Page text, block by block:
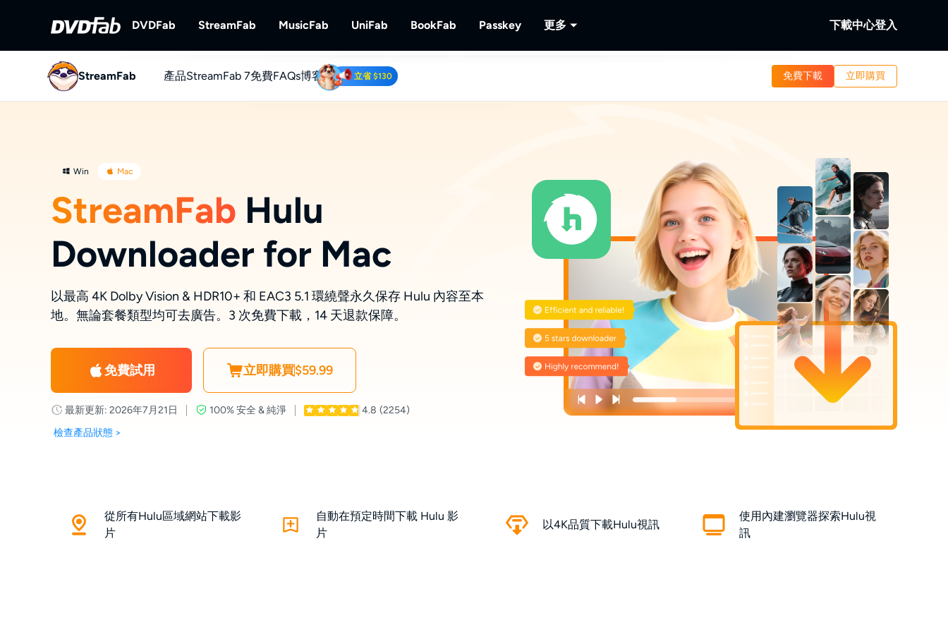
DVDFab
DVDFab
StreamFab
StreamFab
MusicFab
MusicFab
下載串流音樂。
UniFab
UniFab
BookFab Passkey 更多 下載中心登入
StreamFab 產品StreamFab 7免費FAQs博客 立省 $130 免費下載 立即購買
Win Mac
StreamFab Hulu
Downloader for Mac
以最高 4K Dolby Vision & HDR10+ 和 EAC3 5.1 環繞聲永久保存 Hulu 內容至本
地。無論套餐類型均可去廣告。3 次免費下載，14 天退款保障。
免費試用 立即購買$59.99
最新更新: 2026年7月21日 100% 安全 & 純淨 4.8 (2254)
檢查產品狀態 >
從所有Hulu區域網站下載影
片
自動在預定時間下載 Hulu 影
片
以4K品質下載Hulu視訊
使用內建瀏覽器探索Hulu視
訊